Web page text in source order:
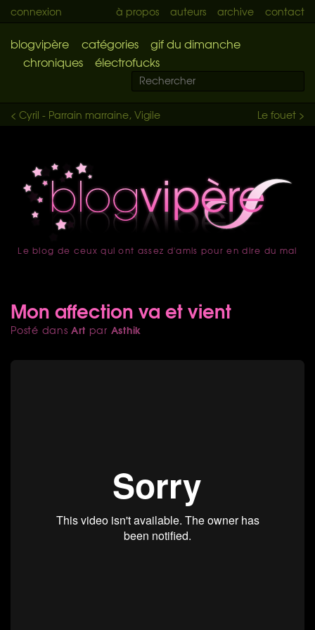
connexion à propos auteurs archive contact
blogvipère catégories
gif du dimanche
chroniques
électrofucks
Le fouet >
< Cyril - Parrain marraine, Vigile
accueil
Le blog de ceux qui ont assez d'amis pour en dire du mal
Mon affection va et vient
Posté dansArt par Asthik